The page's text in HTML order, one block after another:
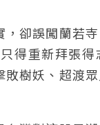
卻誤闖蘭若
得重新拜張
樹妖、超渡